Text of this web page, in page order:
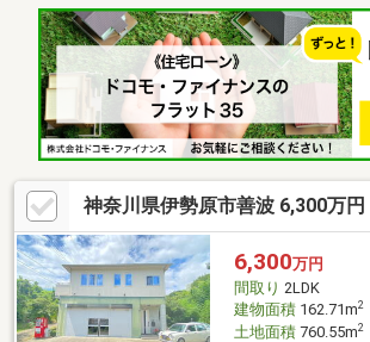
気システム・ＴＶモニターインターホン・床下
＊ー＊ー＊【住宅性能表示取得物件】・設計住
済・建築住宅性能評価書取得予定～耐震等級３
５０％割引のメリット～スマイルホームはＬＩ
可能！【各ご家庭に合わせた住宅ローンをご提
神奈川県伊勢原市善波 6,300万円
6,300万円
間取り 2LDK
建物面積162.71m2
土地面積760.55m2